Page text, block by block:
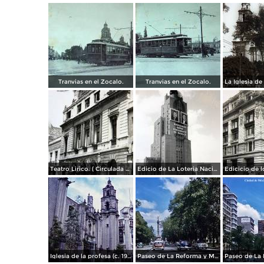
Tranvias en el Zocalo. Tranvias en el Zocalo.
Teatro Lirico. ( Circulada el 1 de Agosto de 1926 ). Edicio de La Loteria Nacional Ciudad de México Abril de 1964
Iglesia de la profesa (c. 1950) Paseo de La Reforma y Mto a La Independencia 1950 Paseo de La